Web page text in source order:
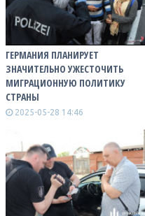
ГЕРМАНИЯ ПЛАНИРУЕТ
ЗНАЧИТЕЛЬНО УЖЕСТОЧИТЬ
МИГРАЦИОННУЮ ПОЛИТИКУ
СТРАНЫ
2025-05-28 14:46